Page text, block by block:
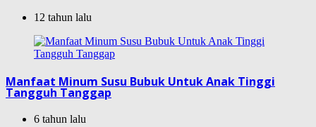
12 tahun lalu
Manfaat Minum Susu Bubuk Untuk Anak Tinggi
Tangguh Tanggap
6 tahun lalu